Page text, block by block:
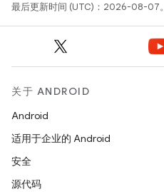
最后更新时间 (UTC)：2026-08-07。
关于 ANDROID
Android
适用于企业的 Android
安全
源代码